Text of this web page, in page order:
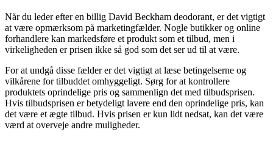
Når du leder efter en billig David Beckham deodorant, er det vigtigt
at være opmærksom på marketingfælder. Nogle butikker og online
forhandlere kan markedsføre et produkt som et tilbud, men i
virkeligheden er prisen ikke så god som det ser ud til at være.
For at undgå disse fælder er det vigtigt at læse betingelserne og
vilkårene for tilbuddet omhyggeligt. Sørg for at kontrollere
produktets oprindelige pris og sammenlign det med tilbudsprisen.
Hvis tilbudsprisen er betydeligt lavere end den oprindelige pris, kan
det være et ægte tilbud. Hvis prisen er kun lidt nedsat, kan det være
værd at overveje andre muligheder.